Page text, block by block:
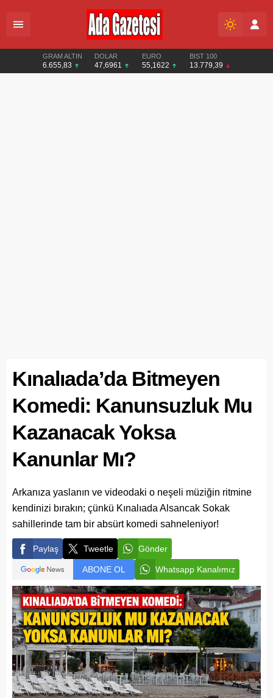
GRAM ALTIN
6.655,83
DOLAR
47,6961
EURO
55,1622
BIST 100
13.779,39
Kınalıada’da Bitmeyen
Komedi: Kanunsuzluk Mu
Kazanacak Yoksa
Kanunlar Mı?
Arkanıza yaslanın ve videodaki o neşeli müziğin ritmine
kendinizi bırakın; çünkü Kınalıada Alsancak Sokak
sahillerinde tam bir absürt komedi sahneleniyor!
Paylaş Tweetle Gönder
ABONE OL Whatsapp Kanalımız